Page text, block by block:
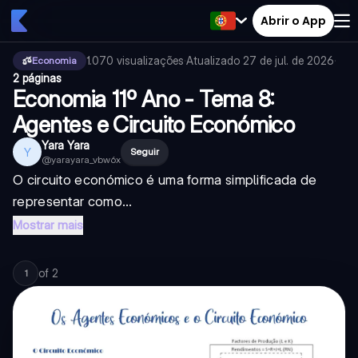
Abrir o App
Economia 1.070 visualizações·Atualizado 27 de jul. de 2026·
2 páginas
Economia 11º Ano - Tema 8:
Agentes e Circuito Económico
Y Yara Yara
@yarayara_vbw6x
Seguir
O circuito económico é uma forma simplificada de
representar como...
Mostrar mais
1 of 2